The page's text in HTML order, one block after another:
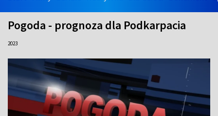
Pogoda - prognoza dla Podkarpacia
2023